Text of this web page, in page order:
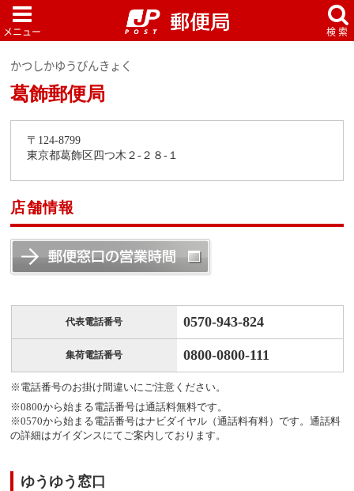
かつしかゆうびんきょく
葛飾郵便局
〒124-8799
東京都葛飾区四つ木２-２８-１
店舗情報
代表電話番号 0570-943-824
集荷電話番号 0800-0800-111
※電話番号のお掛け間違いにご注意ください。
※0800から始まる電話番号は通話料無料です。
※0570から始まる電話番号はナビダイヤル（通話料有料）です。通話料
の詳細はガイダンスにてご案内しております。
ゆうゆう窓口